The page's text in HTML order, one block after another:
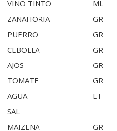
VINO TINTO
ML
ZANAHORIA
GR
PUERRO
GR
CEBOLLA
GR
AJOS
GR
TOMATE
GR
AGUA
LT
SAL
MAIZENA
GR